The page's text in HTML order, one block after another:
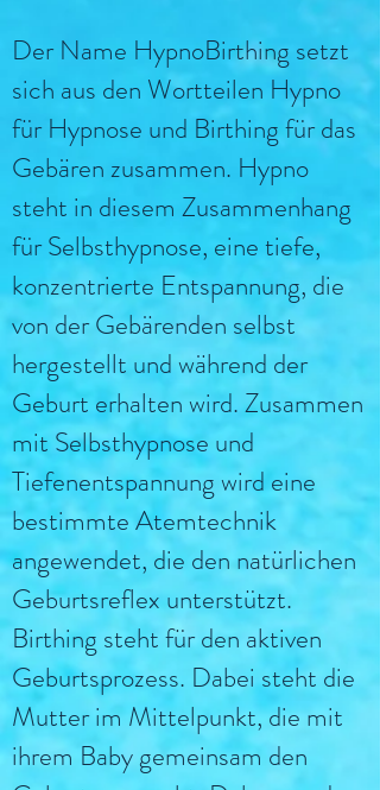
Der Name HypnoBirthing setzt
sich aus den Wortteilen Hypno
für Hypnose und Birthing für das
Gebären zusammen. Hypno
steht in diesem Zusammenhang
für Selbsthypnose, eine tiefe,
konzentrierte Entspannung, die
von der Gebärenden selbst
hergestellt und während der
Geburt erhaltenwird. Zusammen
mit Selbsthypnose und
Tiefenentspannung wird eine
bestimmte Atemtechnik
angewendet, die den natürlichen
Geburtsreflex unterstützt.
Birthing steht für den aktiven
Geburtsprozess. Dabei steht die
Mutter im Mittelpunkt, die mit
ihrem Baby gemeinsam den